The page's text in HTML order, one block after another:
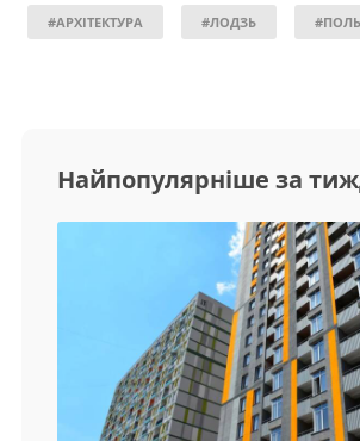
#АРХІТЕКТУРА #ЛОДЗЬ
Найпопулярніше за